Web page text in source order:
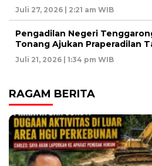
Juli 27, 2026 | 2:21 am WIB
Pengadilan Negeri
Tonang Ajukan Praperadilan
Juli 21, 2026 | 1:34 pm WIB
RAGAM BERITA